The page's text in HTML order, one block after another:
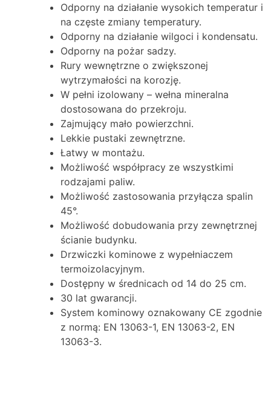
Odporny na działanie wysokich temperatur i
na częste zmiany temperatury.
Odporny na działanie wilgoci i kondensatu.
Odporny na pożar sadzy.
Rury wewnętrzne o zwiększonej
wytrzymałości na korozję.
W pełni izolowany – wełna mineralna
dostosowana do przekroju.
Zajmujący mało powierzchni.
Lekkie pustaki zewnętrzne.
Łatwy w montażu.
Możliwość współpracy ze wszystkimi
rodzajami paliw.
Możliwość zastosowania przyłącza spalin
45°.
Możliwość dobudowania przy zewnętrznej
ścianie budynku.
Drzwiczki kominowe z wypełniaczem
termoizolacyjnym.
Dostępny w średnicach od 14 do 25 cm.
30 lat gwarancji.
System kominowy oznakowany CE zgodnie
z normą: EN 13063-1, EN 13063-2, EN
13063-3.